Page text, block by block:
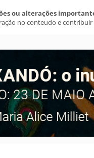
ou alterações
no conteudo e